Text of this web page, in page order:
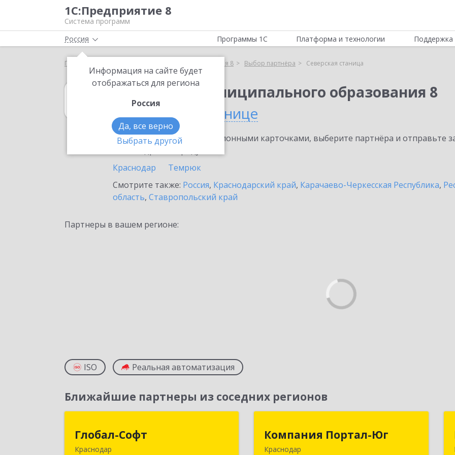
1С:Предприятие 8
Система программ
Россия
Информация на сайте будет
отображаться для региона
Россия
Да, все верно
Выбрать другой
Программы 1С Платформа и технологии Поддержка
Главная 1С:Бюджет муниципального образования 8 Выбор партнёра Северская станица
1С:Бюджет муниципального образования 8
в Северской станице
Ознакомьтесь с информационными карточками, выберите партнёра и отправьте
Краснодар
Темрюк
Смотрите также: Россия, Краснодарский край, Карачаево-Черкесская Республика,
область, Ставропольский край
Партнеры в вашем регионе:
ISO Реальная автоматизация
Ближайшие партнеры из соседних регионов
Глобал-Софт
Краснодар
Компания Портал-Юг
Краснодар